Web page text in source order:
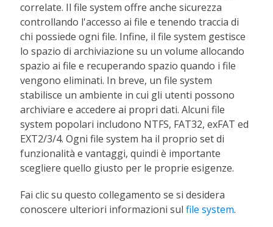
correlate. Il file system offre anche sicurezza
controllando l'accesso ai file e tenendo traccia di
chi possiede ogni file. Infine, il file system gestisce
lo spazio di archiviazione su un volume allocando
spazio ai file e recuperando spazio quando i file
vengono eliminati. In breve, un file system
stabilisce un ambiente in cui gli utenti possono
archiviare e accedere ai propri dati. Alcuni file
system popolari includono NTFS, FAT32, exFAT ed
EXT2/3/4. Ogni file system ha il proprio set di
funzionalità e vantaggi, quindi è importante
scegliere quello giusto per le proprie esigenze.
Fai clic su questo collegamento se si desidera
conoscere ulteriori informazioni sulfile system.